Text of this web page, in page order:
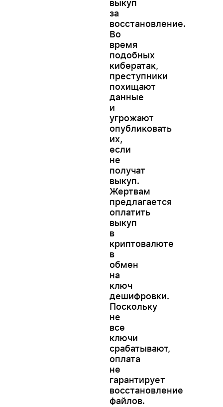
выкуп
за
восстановление.
Во
время
подобных
кибератак,
преступники
похищают
данные
и
угрожают
опубликовать
их,
если
не
получат
выкуп.
Жертвам
предлагается
оплатить
выкуп
в
криптовалюте
в
обмен
на
ключ
дешифровки.
Поскольку
не
все
ключи
срабатывают,
оплата
не
гарантирует
восстановление
файлов.